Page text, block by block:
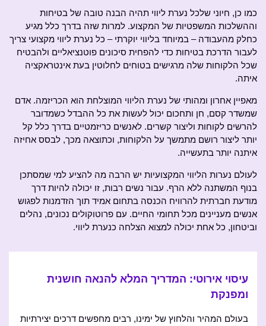
כמו כן, חיוני שלכל נערת ליווי תהיה הבנה טובה של בטיחות
וההשלכות המשפטיות של המקצוע. למרות שזה בדרך כלל מגיע
כחלק מהעבודה – במיוחד בליווי יוקרתי – כל נערת ליווי מקצועי צריך
לעבור הדרכת בטיחות כדי להפחית סיכונים פוטנציאליים ולהבטיח
שכל הלקוחות שלה מרגישים בטוחים לחלוטין בעת אינטראקציה
איתה.
מאפיין אחרון ומהותי של נערת הליווי המוצלחת הוא הכריזמה. אדם
שמשדר קסם, חן ותחכום יכול לעשות את כל ההבדל כשמדובר
להרשים לקוחות וליצור קשרים. לאנשים כריזמטיים בדרך כלל קל
יותר ליצור רושם מתמשך על הלקוחות, וכתוצאה מכך, לבסס אחיזה
איתנה יותר בתעשייה.
לעולם נערות הליווי המקצועיות יש הרבה מה להציע למי שמסתכן
בנוף המשתנה ללא הרף. עבור נשים רבות, זו יכולה להיות דרך
מודעת חברתית להרוויח הכנסה בתחום אמיד תוך הזדמנות לפגוש
אנשים מעניינים מכל תחומי החיים. עם פרוטוקולים נכונים, נהלים
וביטחון, כל אחת יכולה למצוא הצלחה כנערת ליווי.
עיסוי אירוטי: המדריך המלא להנאה חושנית
ומפנקת
בעולם המהיר והלחוץ של ימינו, רבים מחפשים דרכים יצירתיות